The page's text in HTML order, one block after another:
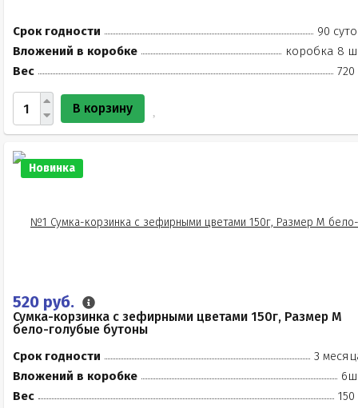
Срок годности
90
Вложений в коробке
коробка 8
Вес
720
В корзину
Новинка
520 руб.
Сумка-корзинка с зефирными цветами 150г, Размер М
бело-голубые бутоны
Срок годности
3
Вложений в коробке
Вес
150